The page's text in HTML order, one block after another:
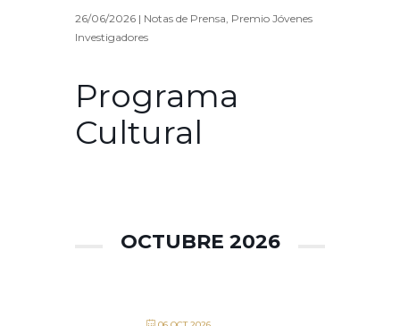
26/06/2026 | Notas de Prensa, Premio Jóvenes
Investigadores
Programa
Cultural
OCTUBRE 2026